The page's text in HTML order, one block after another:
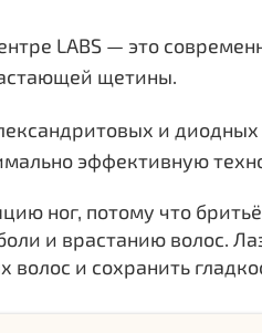
LABS — это
щетины.
и
эффективную
ног, потому что
и врастанию волос.
волос и сохранить